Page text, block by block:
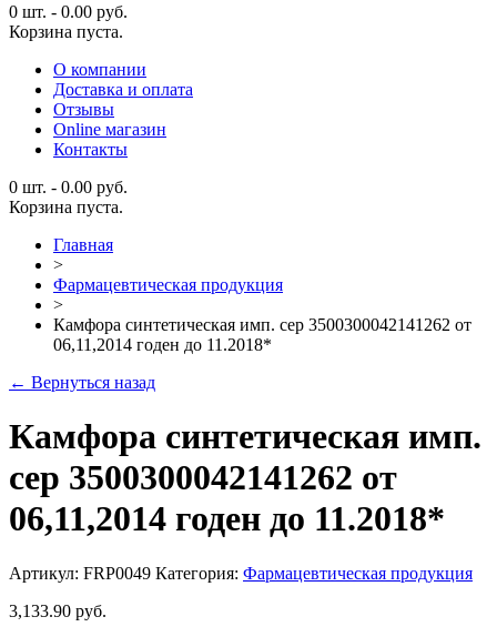
0 шт. - 0.00 руб.
Корзина пуста.
О компании
Доставка и оплата
Отзывы
Online магазин
Контакты
0 шт. - 0.00 руб.
Корзина пуста.
Главная
>
Фармацевтическая продукция
>
Камфора синтетическая имп. сер 3500300042141262 от
06,11,2014 годен до 11.2018*
← Вернуться назад
Камфора синтетическая имп.
сер 3500300042141262 от
06,11,2014 годен до 11.2018*
Артикул: FRP0049 Категория: Фармацевтическая продукция
3,133.90 руб.